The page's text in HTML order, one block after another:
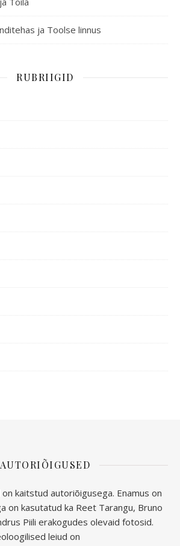
ja Toolse linnus
RUBRIIGID
AUTORIÕIGUSED
kaitstud autoriõigusega. Enamus on
on kasutatud ka Reet Tarangu, Bruno
Piili erakogudes olevaid fotosid.
leiud on